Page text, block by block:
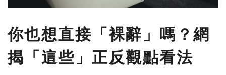
你也想直接「裸辭」嗎？網
揭「這些」正反觀點看法